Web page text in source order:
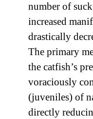
number of
increased
drastically
The primary
the catfish’s
voraciously
(juveniles) of
directly